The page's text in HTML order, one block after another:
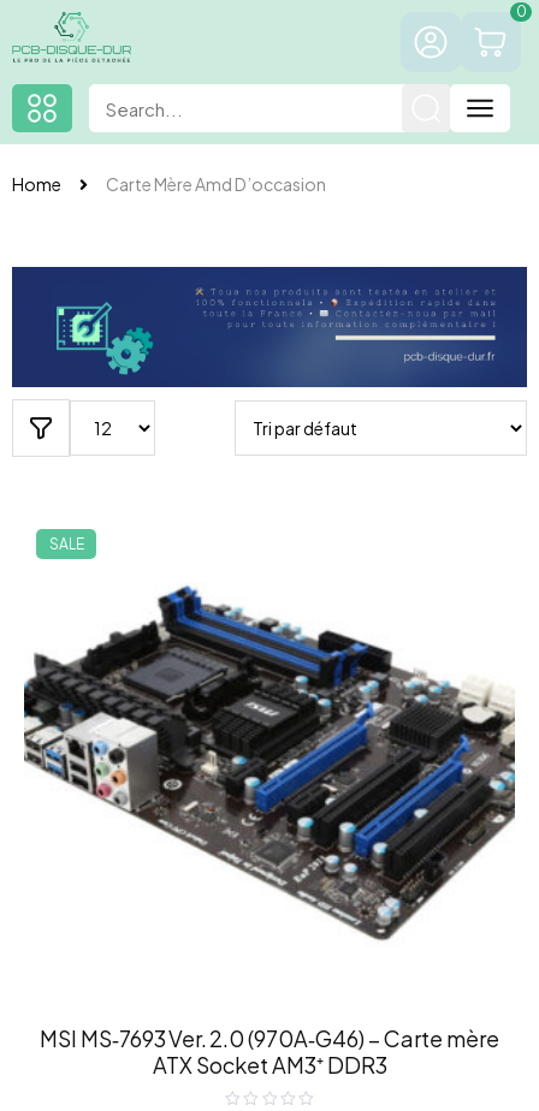
0
Home Carte Mère Amd D’occasion
SALE
MSI MS‑7693 Ver. 2.0 (970A‑G46) – Carte mère
ATX Socket AM3⁺ DDR3